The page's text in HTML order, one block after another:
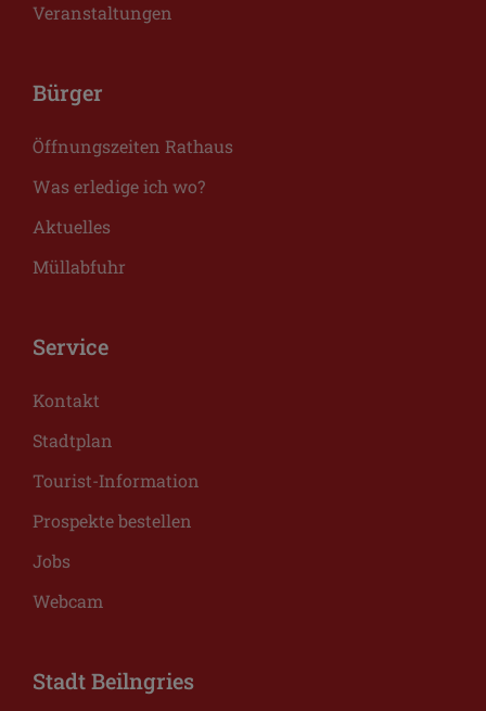
Veranstaltungen
Bürger
Öffnungszeiten Rathaus
Was erledige ich wo?
Aktuelles
Müllabfuhr
Service
Kontakt
Stadtplan
Tourist-Information
Prospekte bestellen
Jobs
Webcam
Stadt Beilngries